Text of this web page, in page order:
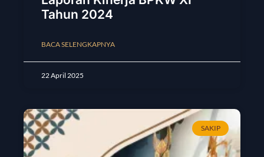
Tahun 2024
BACA SELENGKAPNYA
22 April 2025
SAKIP